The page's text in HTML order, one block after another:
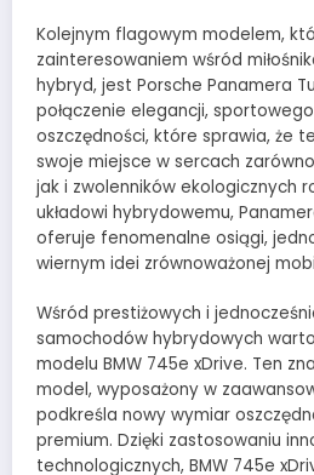
Kolejnym flagowym modelem,
zainteresowaniem wśród
hybryd, jest Porsche Panamera
połączenie elegancji,
oszczędności, które sprawia, że
swoje miejsce w sercach
jak i zwolenników ekologicznych
układowi hybrydowemu,
oferuje fenomenalne osiągi,
wiernym idei zrównoważonej
Wśród prestiżowych i
samochodów hybrydowych
modelu BMW 745e xDrive. Ten
model, wyposażony w
podkreśla nowy wymiar
premium. Dzięki zastosowaniu
technologicznych, BMW 745e